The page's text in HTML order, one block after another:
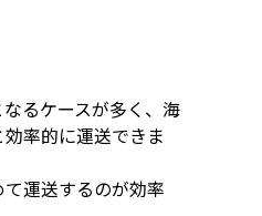
るケースが多く、海
率的に運送できま
運送するのが効率